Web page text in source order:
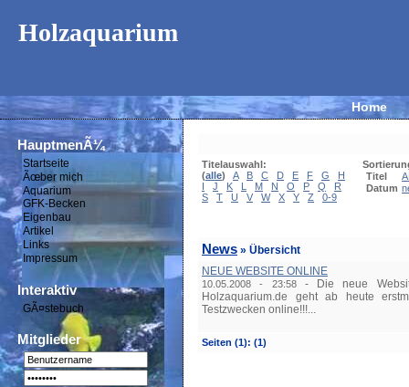
Holzaquarium
Home
HauptmenÃ¼
Startseite
Ãœber mich
Aquarium
GFK-Becken
Eigenbau
Artikel
Links
Impressum
Interaktiv
GÃ¤stebuch
Mitglieder
Titelauswahl:
(alle) A B C D E F G
H
I
J K L M N O P Q
R
S
T U V W X Y Z 0-9
Titel
Datum
News » Übersicht
NEUE WEBSITE ONLINE
10.05.2008 - 23:58-
Die neue
Holzaquarium.de geht ab heute
Testzwecken online!!!...
Seiten (1): (1)